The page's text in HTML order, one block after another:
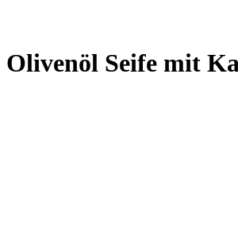
Olivenöl Seife mit